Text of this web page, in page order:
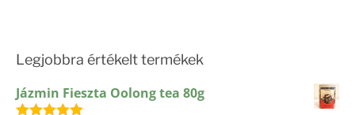
Legjobbra értékelt termékek
Jázmin Fieszta Oolong tea 80g